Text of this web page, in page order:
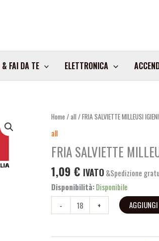
& FAI DA TE ELETTRONICA
Home /all / FRIA SALVIETTE MILLEUSI
all
FRIA SALVIETTE
1,09 € IVATO &Spedizione
Disponibilità:Disponibile
-
FRIA
SALVIETTE
MILLEUSI
IGIENIZZANTE
ART.040288B
quantità
+
AGGIUNGI